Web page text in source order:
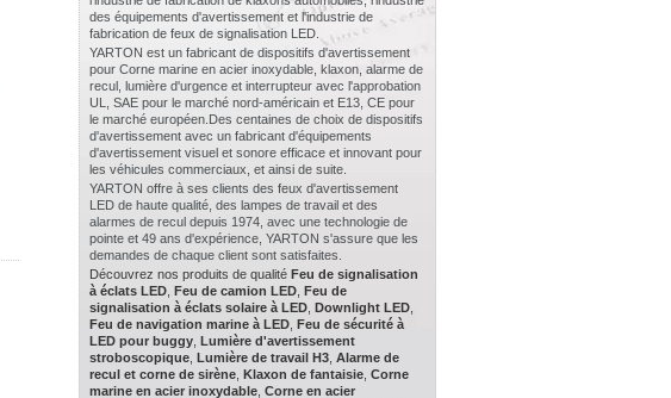
des équipements d'avertissement et l'industrie de
fabrication de feux de signalisation LED.
YARTON est un fabricant de dispositifs d'avertissement
pour Corne marine en acier inoxydable, klaxon, alarme de
recul, lumière d'urgence et interrupteur avec l'approbation
UL, SAE pour le marché nord-américain et E13, CE pour
le marché européen.Des centaines de choix de dispositifs
d'avertissement avec un fabricant d'équipements
d'avertissement visuel et sonore efficace et innovant pour
les véhicules commerciaux, et ainsi de suite.
YARTON offre à ses clients des feux d'avertissement
LED de haute qualité, des lampes de travail et des
alarmes de recul depuis 1974, avec une technologie de
pointe et 49 ans d'expérience, YARTON s'assure que les
demandes de chaque client sont satisfaites.
Découvrez nos produits de qualité Feu de signalisation
à éclats LED, Feu de camion LED, Feu de
signalisation à éclats solaire à LED, Downlight LED,
Feu de navigation marine à LED, Feu de sécurité à
LED pour buggy, Lumière d'avertissement
stroboscopique, Lumière de travail H3, Alarme de
recul et corne de sirène, Klaxon de fantaisie, Corne
marine en acier inoxydable, Corne en acier